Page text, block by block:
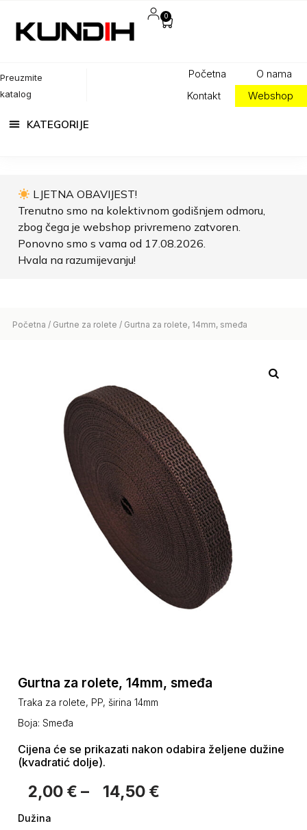
Početna
O nama
Kontakt
Webshop
Preuzmite
katalog
0
LJETNA OBAVIJEST!
Trenutno smo na kolektivnom godišnjem odmoru,
zbog čega je webshop privremeno zatvoren.
Ponovno smo s vama od 17.08.2026.
Hvala na razumijevanju!
Početna / Gurtne za rolete / Gurtna za rolete, 14mm, smeđa
Gurtna za rolete, 14mm, smeđa
Traka za rolete, PP, širina 14mm
Boja: Smeđa
Cijena će se prikazati nakon odabira željene dužine
(kvadratić dolje).
2,00 € – 14,50 €
Dužina